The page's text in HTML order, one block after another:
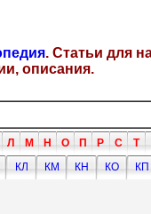
. Статьи для
описания.
Л М Н О П Р С Т
КЛ КМ КН КО
КП